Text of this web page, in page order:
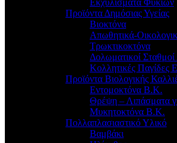
Προϊόντα Δημόσιας Υγείας
Βιοκτόνα
Απωθητικά-
Τρωκτικοκτόνα
Δολωματικοί
Κολλητικές Παγίδες
Προϊόντα Βιολογικής
Εντομοκτόνα Β.Κ.
Θρέψη – Λιπάσματα
Μυκητοκτόνα Β.Κ.
Πολλαπλασιαστικό Υλικό
Βαμβάκι